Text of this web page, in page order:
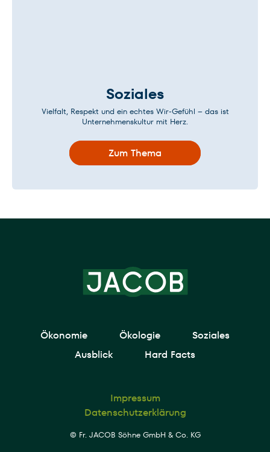
Soziales
Vielfalt, Respekt und ein echtes Wir-Gefühl – das ist
Unternehmenskultur mit Herz.
Zum Thema
Ökonomie Ökologie
Soziales
Ausblick
Hard Facts
Impressum
Datenschutzerklärung
© Fr. JACOB Söhne GmbH & Co. KG